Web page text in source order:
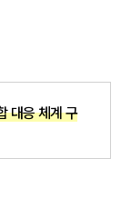
대응 체계 구